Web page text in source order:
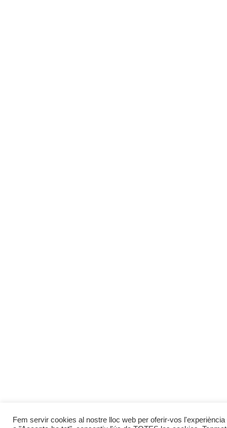
Fem servir cookies al nostre lloc web per oferir-vos